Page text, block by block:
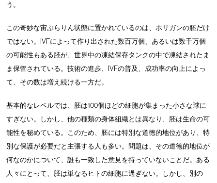
う。
この奇妙な宙ぶらりん状態に置かれているのは、ホリガンの胚だけ
ではない。IVFによって作り出された数百万個、あるいは数千万個
の可能性もある胚が、世界中の凍結保存タンクの中で凍結されたま
ま保管されている。技術の進歩、IVFの普及、成功率の向上によっ
て、その数は増え続ける一方だ。
基本的なレベルでは、胚は100個ほどの細胞が集まった小さな球に
すぎない。しかし、他の種類の身体組織とは異なり、胚は生命の可
能性を秘めている。このため、胚には特別な道徳的地位があり、特
別な保護が必要だと主張する人も多い。問題は、その道徳的地位が
何なのかについて、誰も一致した意見を持っていないことだ。ある
人々にとって、胚は単なるヒトの細胞に過ぎない。しかし、別の